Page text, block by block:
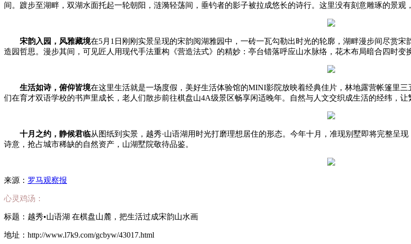
间。踱步至湖畔，双湖水面托起一轮朝阳，涟漪轻荡间，垂钓者的影子被拉成悠长的诗行。这里没有刻意雕琢的景观
宋韵入园，风雅藏境在5月1日刚刚实景呈现的宋韵阅湖雅园中，一砖一瓦勾勒出时光的轮廓，湖畔漫步间尽赏
造园哲思。漫步其间，可见匠人用现代手法重构《营造法式》的精妙：亭台错落呼应山水脉络，花木布局暗合四时变
生活如诗，俯仰皆境在这里生活就是一场度假，美好生活体验馆的MINI影院放映着经典佳片，林地露营帐篷里
们在育才双语学校的书声里成长，老人们散步前往棋盘山4A级景区畅享闲适晚年。自然与人文交织成生活的经纬，让
十月之约，静候君临从图纸到实景，越秀·山语湖用时光打磨理想居住的形态。今年十月，准现别墅即将完整呈
诗意，抢占城市稀缺的自然资产，山湖墅院敬待品鉴。
来源： 罗马观察报
心灵鸡汤：
标题：越秀•山语湖 在棋盘山麓，把生活过成宋韵山水画
地址：http://www.l7k9.com/gcbyw/43017.html